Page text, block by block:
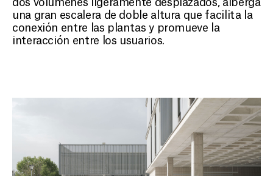
PROYECTOS
CONTACTO
ES
una gran escalera de doble altura que facilita la
conexión entre las plantas y promueve la
interacción entre los usuarios.